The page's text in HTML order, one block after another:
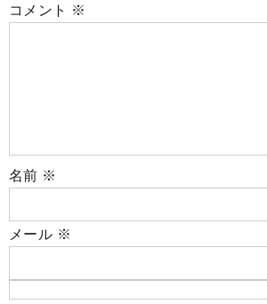
コメント ※
名前 ※
メール ※